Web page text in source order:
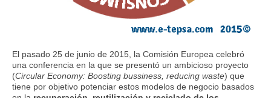
El pasado 25 de junio de 2015, la Comisión Europea celebró
una conferencia en la que se presentó un ambicioso proyecto
(Circular Economy: Boosting bussiness, reducing waste) que
tiene por objetivo potenciar estos modelos de negocio basados